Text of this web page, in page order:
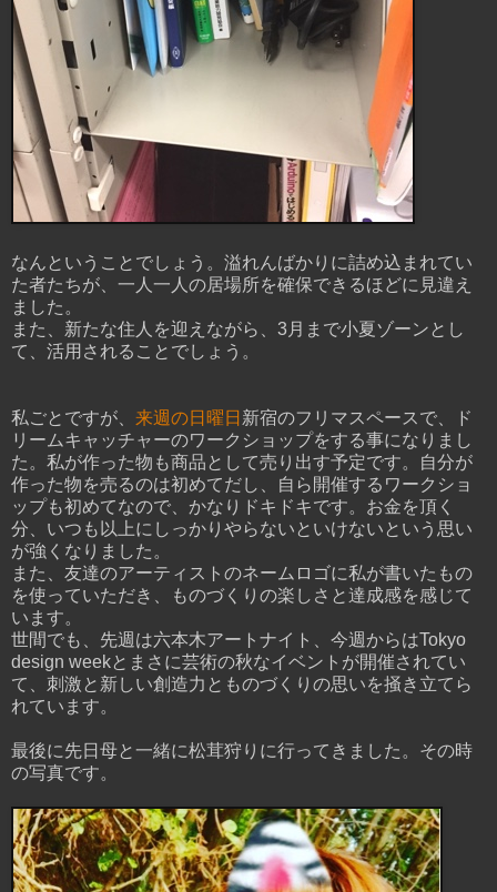
なんということでしょう。溢れんばかりに詰め込まれてい
た者たちが、一人一人の居場所を確保できるほどに見違え
ました。
また、新たな住人を迎えながら、3月まで小夏ゾーンとし
て、活用されることでしょう。
私ごとですが、 来週の日曜日 新宿のフリマスペースで、ド
リームキャッチャーのワークショップをする事になりまし
た。私が作った物も商品として売り出す予定です。自分が
作った物を売るのは初めてだし、自ら開催するワークショ
ップも初めてなので、かなりドキドキです。お金を頂く
分、いつも以上にしっかりやらないといけないという思い
が強くなりました。
また、友達のアーティストのネームロゴに私が書いたもの
を使っていただき、ものづくりの楽しさと達成感を感じて
います。
世間でも、先週は六本木アートナイト、今週からはTokyo
design weekとまさに芸術の秋なイベントが開催されてい
て、刺激と新しい創造力とものづくりの思いを掻き立てら
れています。
最後に先日母と一緒に松茸狩りに行ってきました。その時
の写真です。